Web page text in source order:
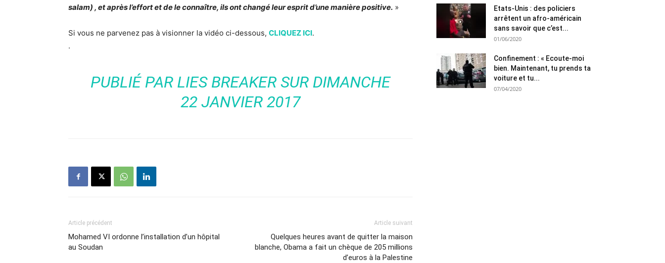
salam) , et après l’effort et de le connaître, ils ont changé leur esprit d’une manière positive. »
Si vous ne parvenez pas à visionner la vidéo ci-dessous, CLIQUEZ ICI.
.
PUBLIÉ PAR LIES BREAKER SUR DIMANCHE
22 JANVIER 2017
Article précédent
Mohamed VI ordonne l’installation d’un hôpital
au Soudan
Article suivant
Quelques heures avant de quitter la maison
blanche, Obama a fait un chèque de 205 millions
d’euros à la Palestine
Etats-Unis : des policiers
arrêtent un afro-américain
sans savoir que c’est...
01/06/2020
Confinement : « Ecoute-moi
bien. Maintenant, tu prends ta
voiture et tu...
07/04/2020